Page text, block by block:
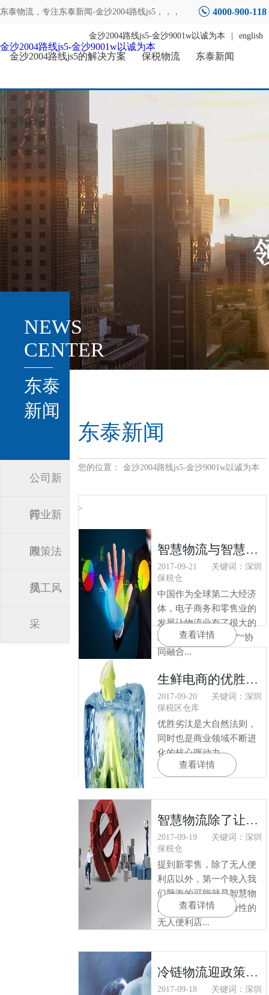
东泰物流，专注东泰新闻-金沙2004路线js5 ，，， 4000-900-118
金沙2004路线js5-金沙9001w以诚为本 english
金沙2004路线js5-金沙9001w以诚为本
金沙2004路线js5的解决方案
保税物流 东泰新闻
路线js5
NEWS
CENTER
东泰
新闻
公司新
闻
行业新
闻
政策法
规
员工风
采
东泰新闻
您的位置： 金沙2004路线js5-金沙9001w以诚为本
>
智慧物流与智慧物流园创新运营
2017-09-21
关键词：深圳
保税仓
中国作为全球第二大经济
体，电子商务和零售业的
发展让物流业有了很大的
发展。随着“互联网 ”“协
同融合...
查看详情
生鲜电商的优胜劣汰基本完成 冷链物流配送服务成新战场
2017-09-20
关键词：深圳
保税区仓库
优胜劣汰是大自然法则，
同时也是商业领域不断进
化的核心驱动力。
查看详情
智慧物流除了让快递更快，还能做到这些？
2017-09-19
关键词：深圳
保税仓
提到新零售，除了无人便
利店以外，第一个映入我
们脑海的可能就是智慧物
流了。比起处于试验性的
无人便利店...
查看详情
冷链物流迎政策利益与好处 破除“痛点”指日可待
2017-09-18
关键词：深圳